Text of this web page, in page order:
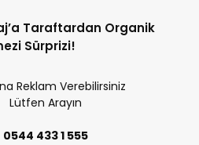
Taraftardan Organik
Sürprizi!
Reklam Verebilirsiniz
Lütfen Arayın
0544 433 1 555